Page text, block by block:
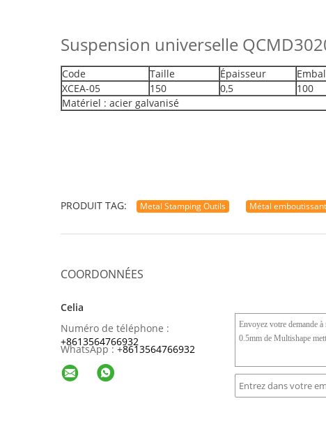
Suspension universelle
Code Taille Épaisseur
XCEA-05
150 0,5
100
Matériel : acier galvanisé
PRODUIT TAG: Metal Stamping Outils Métal
COORDONNÉES
Celia
Numéro de téléphone :
+8613564766932
WhatsApp :+8613564766932